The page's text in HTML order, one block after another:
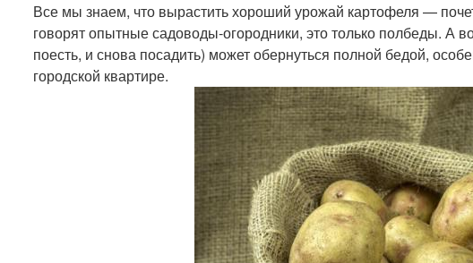
Все мы знаем, что вырастить хороший урожай картофеля —
говорят опытные садоводы‑огородники, это только полбеды. А
поесть, и снова посадить) может обернуться полной бедой,
городской квартире.